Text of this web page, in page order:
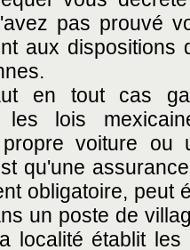
pas prouvé
aux dispositions
en tout cas
les lois
voiture ou
qu'une
obligatoire, peut
un poste de
localité établit